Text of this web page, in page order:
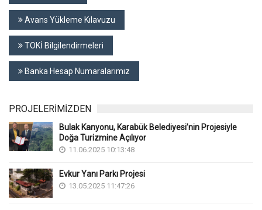
Avans Yükleme Kılavuzu
TOKİ Bilgilendirmeleri
Banka Hesap Numaralarımız
PROJELERİMİZDEN
Bulak Kanyonu, Karabük Belediyesi’nin Projesiyle
Doğa Turizmine Açılıyor
11.06.2025 10:13:48
Evkur Yanı Parkı Projesi
13.05.2025 11:47:26